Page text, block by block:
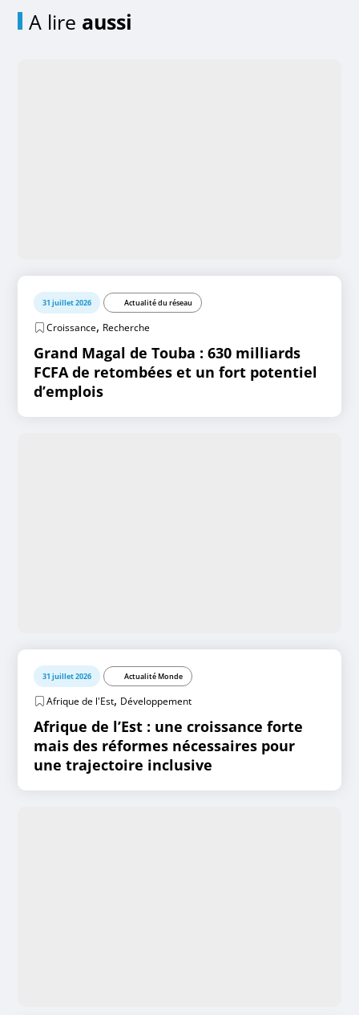
A lire aussi
31 juillet 2026 Actualité du réseau
Croissance, Recherche
Grand Magal de Touba : 630 milliards
FCFA de retombées et un fort potentiel
d’emplois
31 juillet 2026 Actualité Monde
Afrique de l'Est, Développement
Afrique de l’Est : une croissance forte
mais des réformes nécessaires pour
une trajectoire inclusive